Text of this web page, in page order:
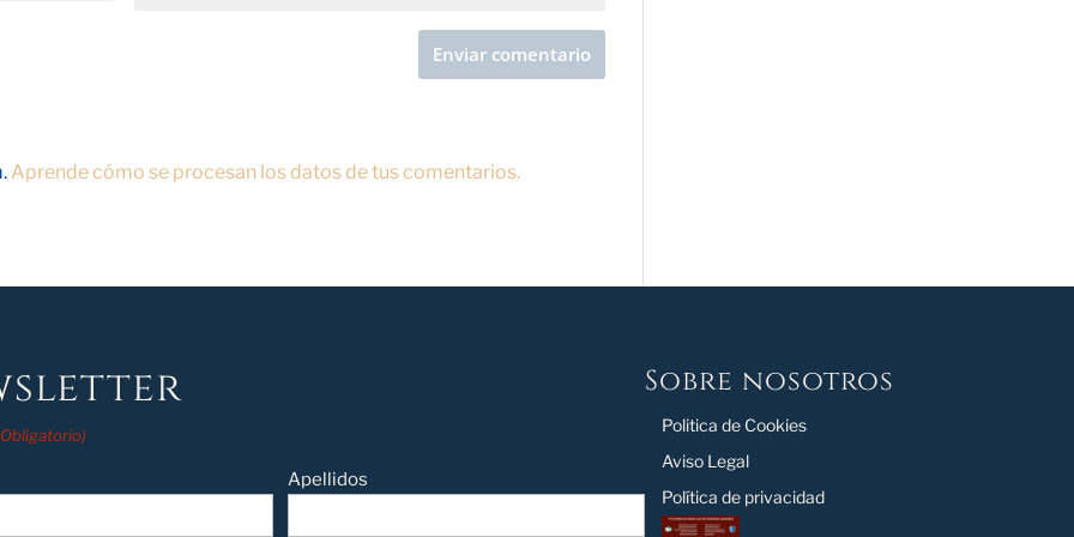
Aprende cómo se procesan los datos de tus comentarios.
Apellidos
Sobre nosotros
Politica de Cookies
Aviso Legal
Política de privacidad